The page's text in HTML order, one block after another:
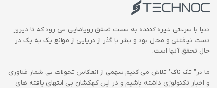
دنیا با سرعتی خیره کننده به سمت تحقق رویاهایی می رود که تا دیروز
دست نیافتنی و محال بود و بشر با گذر از دریایی از موانع یک به یک در
حال تحقق آنها است.
ما در” تک ناک” تلاش می کنیم سهمی از انعکاس تحولات بی شمار فناوری
و اخبار تکنولوژی داشته باشیم و در این کهکشان بی انتهای یافته های